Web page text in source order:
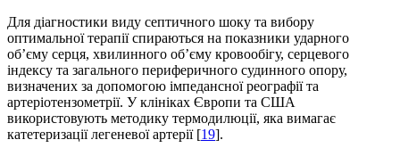
Для діагностики виду септичного шоку та вибору
оптимальної терапії спираються на показники ударного
об’єму серця, хвилинного об’єму кровообігу, серцевого
індексу та загального периферичного судинного опору,
визначених за допомогою імпедансної реографії та
артеріотензометрії. У клініках Європи та США
використовують методику термодилюції, яка вимагає
катетеризації легеневої артерії [19].